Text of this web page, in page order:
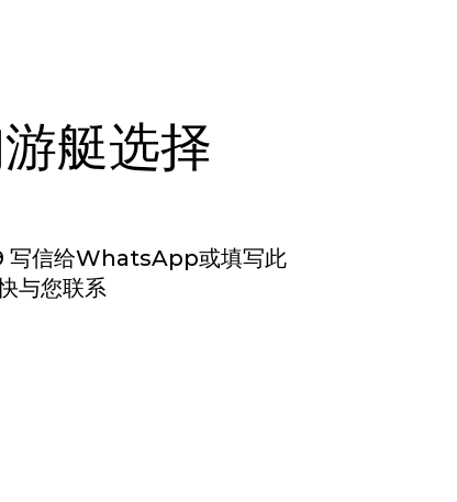
写信给WhatsApp或填写此
与您联系
艇选择